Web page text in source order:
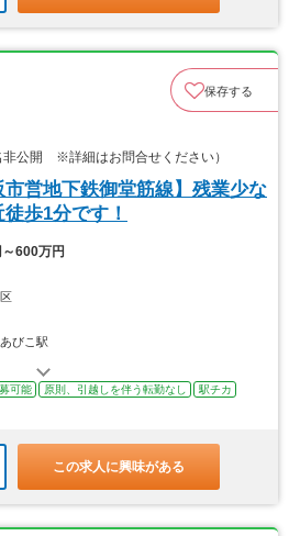
保存する
非公開 ※詳細はお問合せください）
市営地下鉄御堂筋線】残業少な
歩1分です！
～600万円
びこ駅
可能 原則、引越しを伴う転勤なし
駅チカ
この求人に興味がある